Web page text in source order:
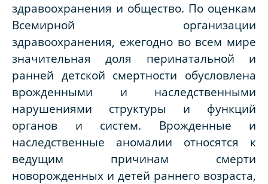
здравоохранения и общество. По оценкам
Всемирной организации
здравоохранения, ежегодно во всем мире
значительная доля перинатальной и
ранней детской смертности обусловлена
врожденными и наследственными
нарушениями структуры и функций
органов и систем. Врожденные и
наследственные аномалии относятся к
ведущим причинам смерти
новорожденных и детей раннего возраста,